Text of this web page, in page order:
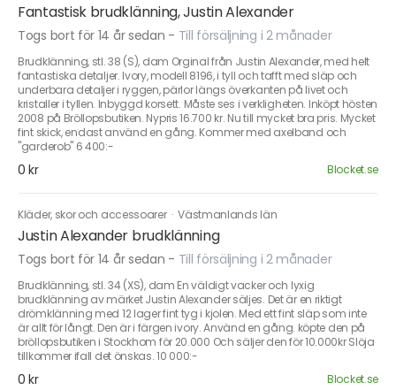
Fantastisk brudklänning, Justin Alexander
Togs bort för 14 år sedan - Till försäljning i 2 månader
Brudklänning, stl. 38 (S), dam Orginal från Justin Alexander, med helt
fantastiska detaljer. Ivory, modell 8196, i tyll och tafft med släp och
underbara detaljer i ryggen, pärlor längs överkanten på livet och
kristaller i tyllen. Inbyggd korsett. Måste ses i verkligheten. Inköpt hösten
2008 på Bröllopsbutiken. Nypris 16.700 kr. Nu till mycket bra pris. Mycket
fint skick, endast använd en gång. Kommer med axelband och
"garderob" 6 400:-
0 kr Blocket.se
Kläder, skor och accessoarer ·Västmanlands län
Justin Alexander brudklänning
Togs bort för 14 år sedan - Till försäljning i 2 månader
Brudklänning, stl. 34 (XS), dam En väldigt vacker och lyxig
brudklänning av märket Justin Alexander säljes. Det är en riktigt
drömklänning med 12 lager fint tyg i kjolen. Med ett fint släp som inte
är allt för långt. Den är i färgen ivory. Använd en gång. köpte den på
bröllopsbutiken i Stockhom för 20.000 Och säljer den för 10.000kr Slöja
tillkommer ifall det önskas. 10 000:-
0 kr Blocket.se